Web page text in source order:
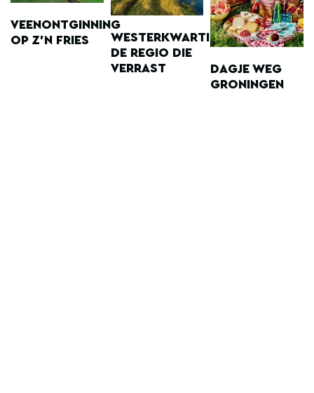
VEENONTGINNING
OP Z'N FRIES
WESTERKWARTIER,
DE REGIO DIE
VERRAST
DAGJE WEG
GRONINGEN